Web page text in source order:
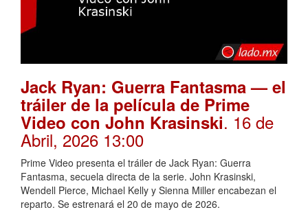
Jack Ryan: Guerra Fantasma — el
tráiler de la película de Prime
Video con John Krasinski. 16 de
Abril, 2026 13:00
Prime Video presenta el tráiler de Jack Ryan: Guerra
Fantasma, secuela directa de la serie. John Krasinski,
Wendell Pierce, Michael Kelly y Sienna Miller encabezan el
reparto. Se estrenará el 20 de mayo de 2026.